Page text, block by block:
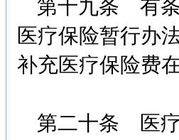
第十九条 有条
医疗保险暂行办
补充医疗保险费
第二十条 医疗